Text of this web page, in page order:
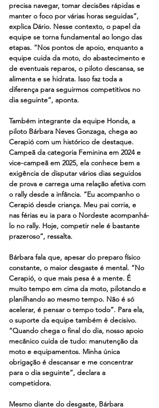
precisa navegar, tomar decisões rápidas e
manter o foco por várias horas seguidas”,
explica Dário. Nesse contexto, o papel da
equipe se torna fundamental ao longo das
etapas. “Nos pontos de apoio, enquanto a
equipe cuida da moto, do abastecimento e
de eventuais reparos, o piloto descansa, se
alimenta e se hidrata. Isso faz toda a
diferença para seguirmos competitivos no
dia seguinte”, aponta.
Também integrante da equipe Honda, a
piloto Bárbara Neves Gonzaga, chega ao
Cerapió com um histórico de destaque.
Campeã da categoria Feminina em 2024 e
vice-campeã em 2025, ela conhece bem a
exigência de disputar vários dias seguidos
de prova e carrega uma relação afetiva com
o rally desde a infância. “Eu acompanho o
Cerapió desde criança. Meu pai corria, e
nas férias eu ia para o Nordeste acompanhá-
lo no rally. Hoje, competir nele é bastante
prazeroso”, ressalta.
Bárbara fala que, apesar do preparo físico
constante, o maior desgaste é mental. “No
Cerapió, o que mais pesa é a mente. É
muito tempo em cima da moto, pilotando e
planilhando ao mesmo tempo. Não é só
acelerar, é pensar o tempo todo”. Para ela,
o suporte da equipe também é decisivo.
“Quando chega o final do dia, nosso apoio
mecânico cuida de tudo: manutenção da
moto e equipamentos. Minha única
obrigação é descansar e me concentrar
para o dia seguinte”, declara a
competidora.
Mesmo diante do desgaste, Bárbara